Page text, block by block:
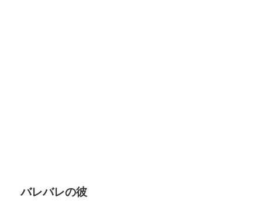
バレバレの彼